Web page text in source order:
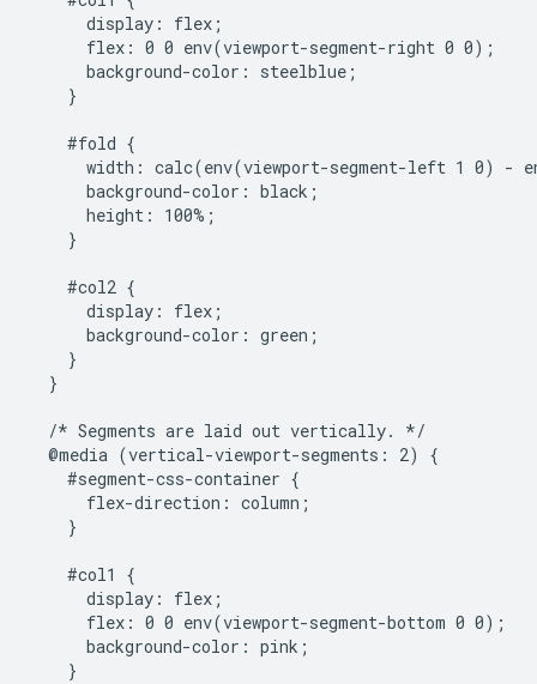
      display: flex;
      flex: 0 0 env(viewport-segment-right 0 0);
      background-color: steelblue;
    }
    #fold {
width: calc(env(viewport-segment-left 1 0) -
      background-color: black;
      height: 100%;
    }
    #col2 {
      display: flex;
      background-color: green;
    }
  }
  /* Segments are laid out vertically. */
  @media (vertical-viewport-segments: 2) {
    #segment-css-container {
      flex-direction: column;
    }
    #col1 {
      display: flex;
      flex: 0 0 env(viewport-segment-bottom 0 0);
      background-color: pink;
    }